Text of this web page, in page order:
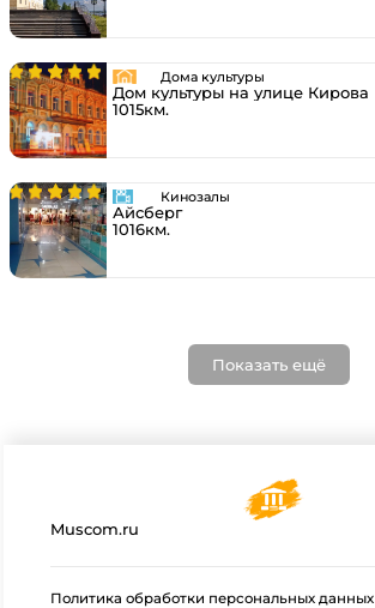
Дома культуры
Дом культуры на улице Кирова
1015км.
Кинозалы
Айсберг
1016км.
Показать ещё
Muscom.ru
Политика обработки персональных данных